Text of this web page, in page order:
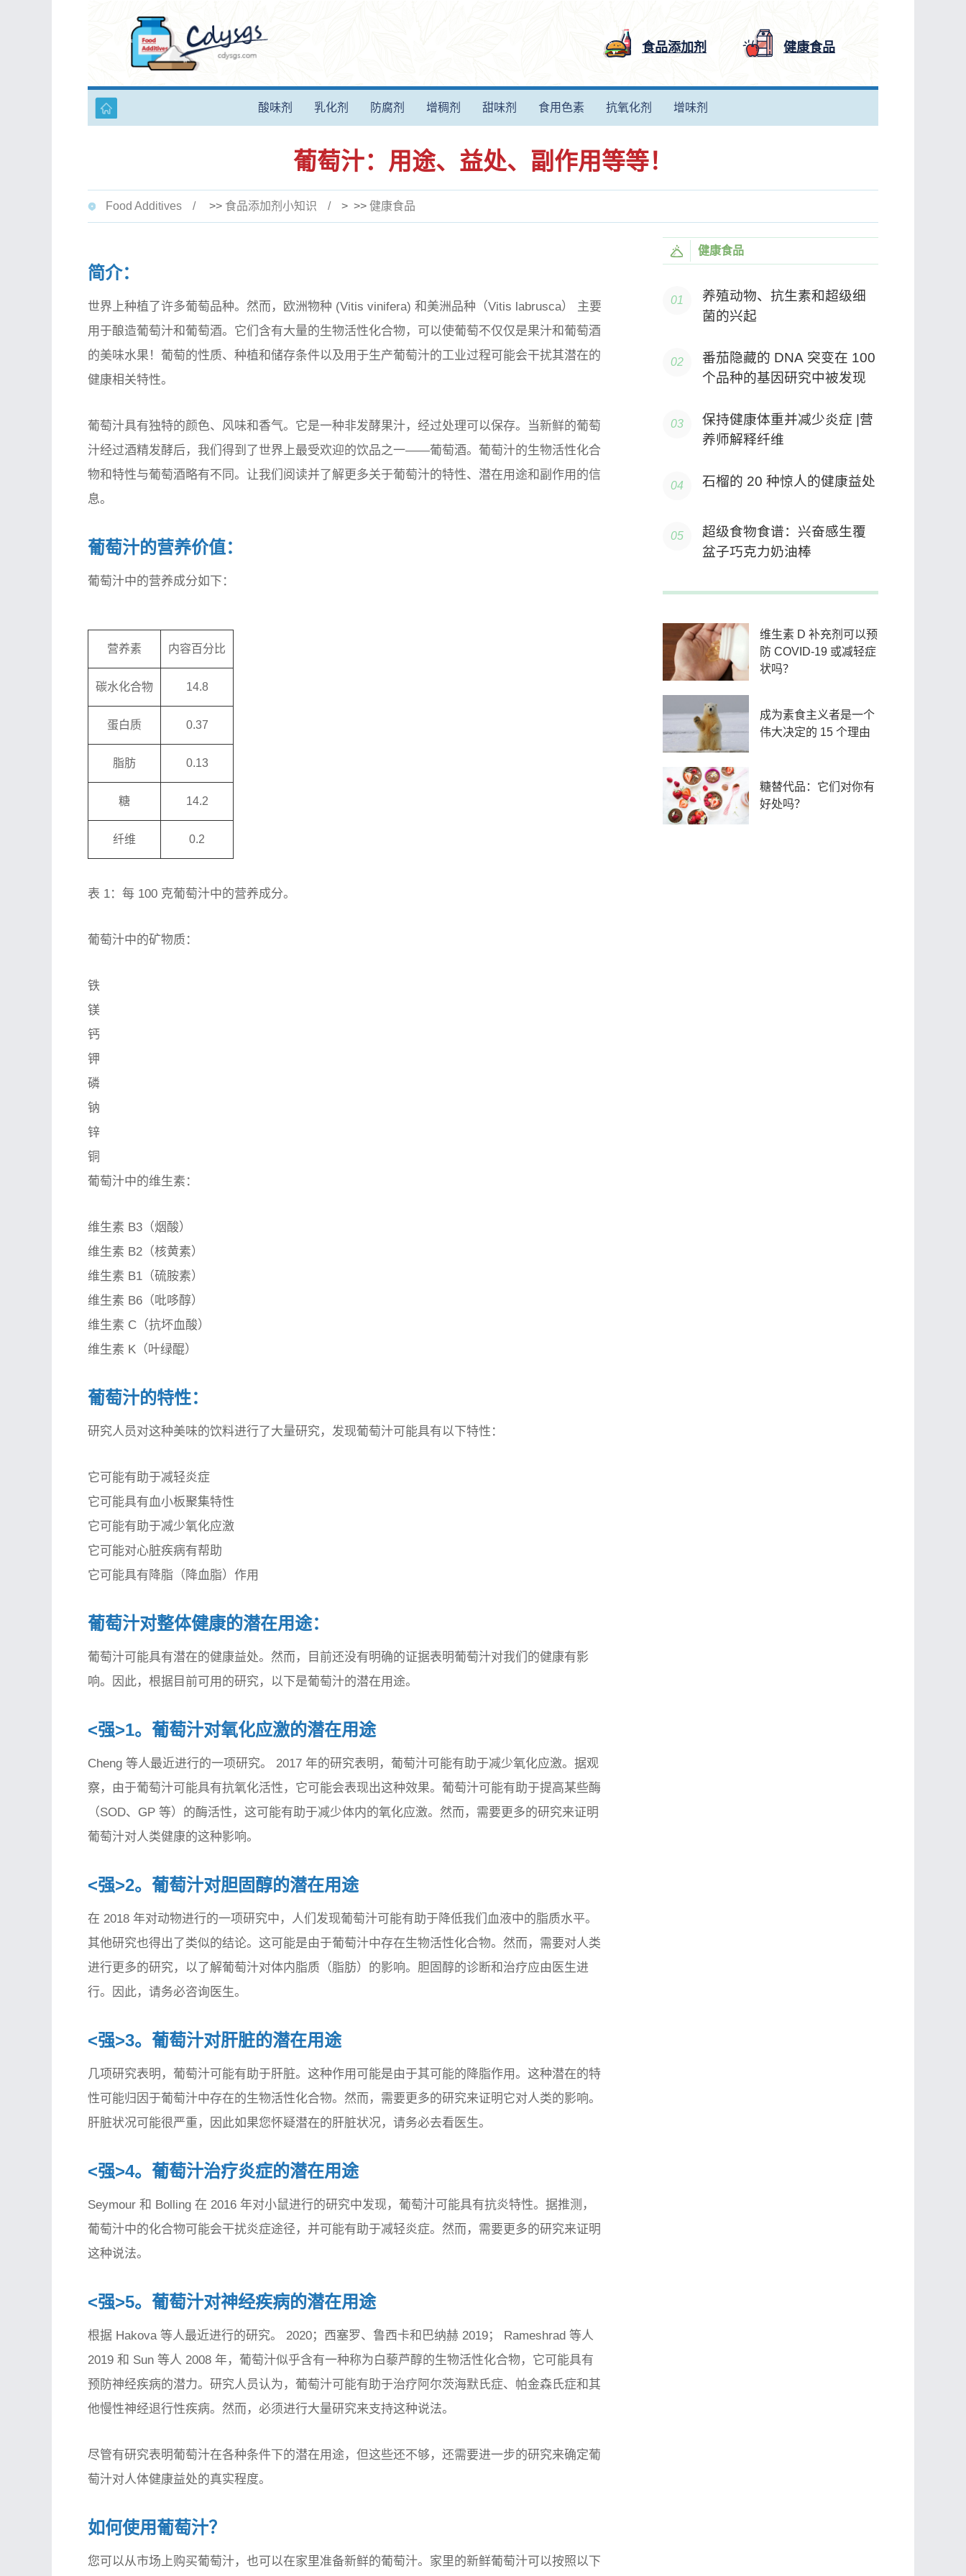
食品添加剂 健康食品
酸味剂 乳化剂 防腐剂 增稠剂 甜味剂 食用色素 抗氧化剂 增味剂
葡萄汁：用途、益处、副作用等等！
Food Additives >> 食品添加剂小知识 > >> 健康食品
简介：
世界上种植了许多葡萄品种。然而，欧洲物种 (Vitis vinifera) 和美洲品种（Vitis labrusca）
主要
用于酿造葡萄汁和葡萄酒。它们含有大量的生物活性化合物，可以使葡萄不仅仅是果汁和葡萄酒
的美味水果！葡萄的性质、种植和储存条件以及用于生产葡萄汁的工业过程可能会干扰其潜在的
健康相关特性。
葡萄汁具有独特的颜色、风味和香气。它是一种非发酵果汁，经过处理可以保存。当新鲜的葡萄
汁经过酒精发酵后，我们得到了世界上最受欢迎的饮品之一——葡萄酒。葡萄汁的生物活性化合
物和特性与葡萄酒略有不同。让我们阅读并了解更多关于葡萄汁的特性、潜在用途和副作用的信
息。
葡萄汁的营养价值：
葡萄汁中的营养成分如下：
营养素 内容百分比
碳水化合物 14.8
蛋白质 0.37
脂肪 0.13
糖 14.2
纤维 0.2
表 1：每 100 克葡萄汁中的营养成分。
葡萄汁中的矿物质：
铁
镁
钙
钾
磷
钠
锌
铜
葡萄汁中的维生素：
维生素 B3（烟酸）
维生素 B2（核黄素）
维生素 B1（硫胺素）
维生素 B6（吡哆醇）
维生素 C（抗坏血酸）
维生素 K（叶绿醌）
葡萄汁的特性：
研究人员对这种美味的饮料进行了大量研究，发现葡萄汁可能具有以下特性：
它可能有助于减轻炎症
它可能具有血小板聚集特性
它可能有助于减少氧化应激
它可能对心脏疾病有帮助
它可能具有降脂（降血脂）作用
葡萄汁对整体健康的潜在用途：
葡萄汁可能具有潜在的健康益处。然而，目前还没有明确的证据表明葡萄汁对我们的健康有影
响。因此，根据目前可用的研究，以下是葡萄汁的潜在用途。
<强>1。葡萄汁对氧化应激的潜在用途
Cheng 等人最近进行的一项研究。 2017 年的研究表明，葡萄汁可能有助于减少氧化应激。据观
察，由于葡萄汁可能具有抗氧化活性，它可能会表现出这种效果。葡萄汁可能有助于提高某些酶
（SOD、GP 等）的酶活性，这可能有助于减少体内的氧化应激。然而，需要更多的研究来证明
葡萄汁对人类健康的这种影响。
<强>2。葡萄汁对胆固醇的潜在用途
在 2018 年对动物进行的一项研究中，人们发现葡萄汁可能有助于降低我们血液中的脂质水平。
其他研究也得出了类似的结论。这可能是由于葡萄汁中存在生物活性化合物。然而，需要对人类
进行更多的研究，以了解葡萄汁对体内脂质（脂肪）的影响。胆固醇的诊断和治疗应由医生进
行。因此，请务必咨询医生。
<强>3。葡萄汁对肝脏的潜在用途
几项研究表明，葡萄汁可能有助于肝脏。这种作用可能是由于其可能的降脂作用。这种潜在的特
性可能归因于葡萄汁中存在的生物活性化合物。然而，需要更多的研究来证明它对人类的影响。
肝脏状况可能很严重，因此如果您怀疑潜在的肝脏状况，请务必去看医生。
<强>4。葡萄汁治疗炎症的潜在用途
Seymour 和 Bolling 在 2016 年对小鼠进行的研究中发现，葡萄汁可能具有抗炎特性。据推测，
葡萄汁中的化合物可能会干扰炎症途径，并可能有助于减轻炎症。然而，需要更多的研究来证明
这种说法。
<强>5。葡萄汁对神经疾病的潜在用途
根据 Hakova 等人最近进行的研究。 2020；西塞罗、鲁西卡和巴纳赫 2019； Rameshrad 等人
2019 和 Sun 等人 2008 年，葡萄汁似乎含有一种称为白藜芦醇的生物活性化合物，它可能具有
预防神经疾病的潜力。研究人员认为，葡萄汁可能有助于治疗阿尔茨海默氏症、帕金森氏症和其
他慢性神经退行性疾病。然而，必须进行大量研究来支持这种说法。
尽管有研究表明葡萄汁在各种条件下的潜在用途，但这些还不够，还需要进一步的研究来确定葡
萄汁对人体健康益处的真实程度。
如何使用葡萄汁？
您可以从市场上购买葡萄汁，也可以在家里准备新鲜的葡萄汁。家里的新鲜葡萄汁可以按照以下
健康食品
养殖动物、抗生素和超级细
菌的兴起
番茄隐藏的 DNA 突变在 100
个品种的基因研究中被发现
保持健康体重并减少炎症 |营
养师解释纤维
石榴的 20 种惊人的健康益处
超级食物食谱：兴奋感生覆
盆子巧克力奶油棒
维生素 D 补充剂可以预
防 COVID-19 或减轻症
状吗？
成为素食主义者是一个
伟大决定的 15 个理由
糖替代品：它们对你有
好处吗？